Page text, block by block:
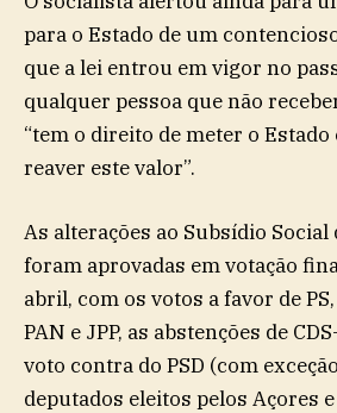
para o Estado de um
que a lei entrou em vigor no
qualquer pessoa que não
“tem o direito de meter o
reaver este valor”.
As alterações ao Subsídio Social
foram aprovadas em votação
abril, com os votos a favor de
PAN e JPP, as abstenções de
voto contra do PSD (com
deputados eleitos pelos Açores